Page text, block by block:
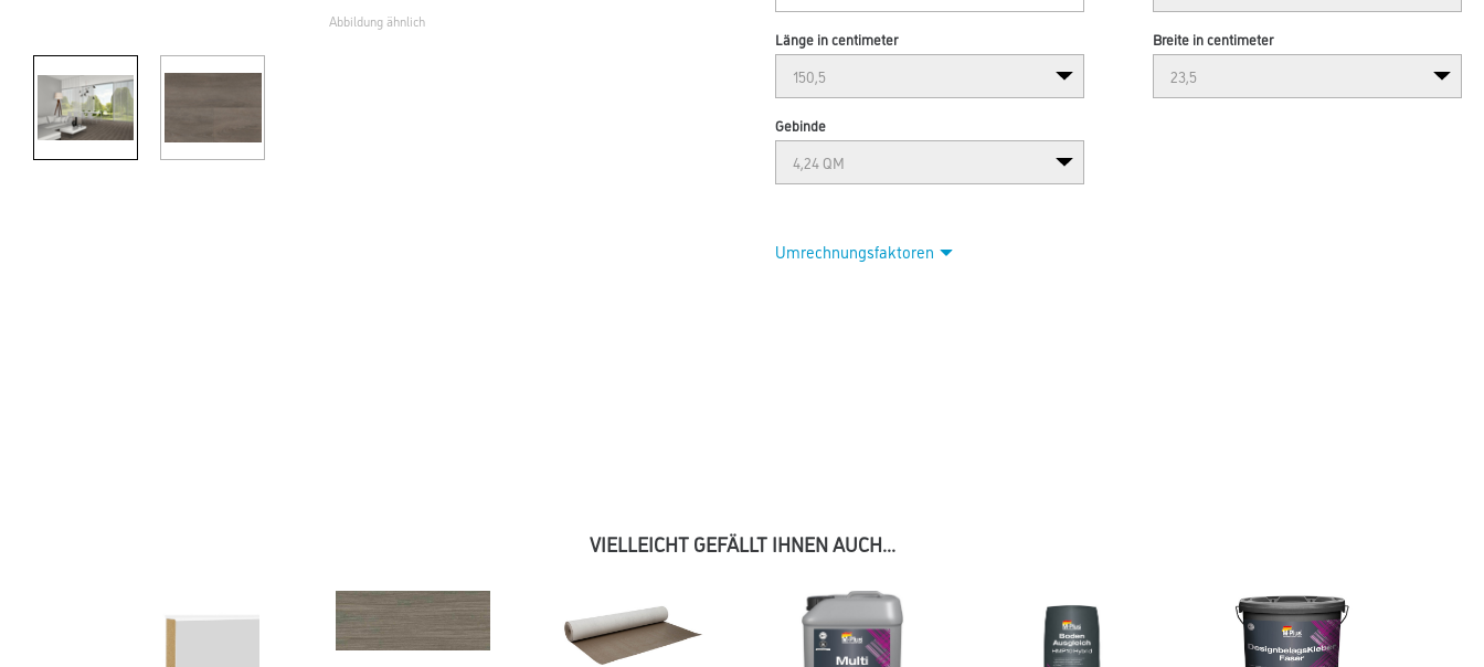
Abbildung ähnlich
Länge in centimeter Breite in centimeter
Gebinde
Umrechnungsfaktoren
VIELLEICHT GEFÄLLT IHNEN AUCH...